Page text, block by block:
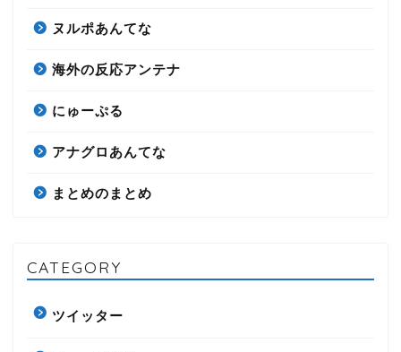
ヌルポあんてな
海外の反応アンテナ
にゅーぷる
アナグロあんてな
まとめのまとめ
CATEGORY
ツイッター